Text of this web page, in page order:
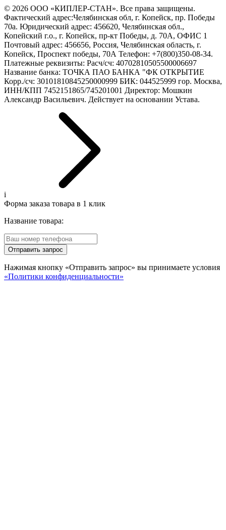
© 2026 ООО «КИПЛЕР-СТАН». Все права защищены.
Фактический адрес:Челябинская обл, г. Копейск, пр. Победы
70а. Юридический адрес: 456620, Челябинская обл.,
Копейский г.о., г. Копейск, пр-кт Победы, д. 70А, ОФИС 1
Почтовый адрес: 456656, Россия, Челябинская область, г.
Копейск, Проспект победы, 70А Телефон: +7(800)350-08-34.
Платежные реквизиты: Расч/сч: 40702810505500006697
Название банка: ТОЧКА ПАО БАНКА "ФК ОТКРЫТИЕ
Корр./сч: 30101810845250000999 БИК: 044525999 гор. Москва,
ИНН/КПП 7452151865/745201001 Директор: Мошкин
Александр Васильевич. Действует на основании Устава.
i
Форма заказа товара в 1 клик
Название товара:
Отправить запрос
Нажимая кнопку «Отправить запрос» вы принимаете условия
«Политики конфиденциальности»